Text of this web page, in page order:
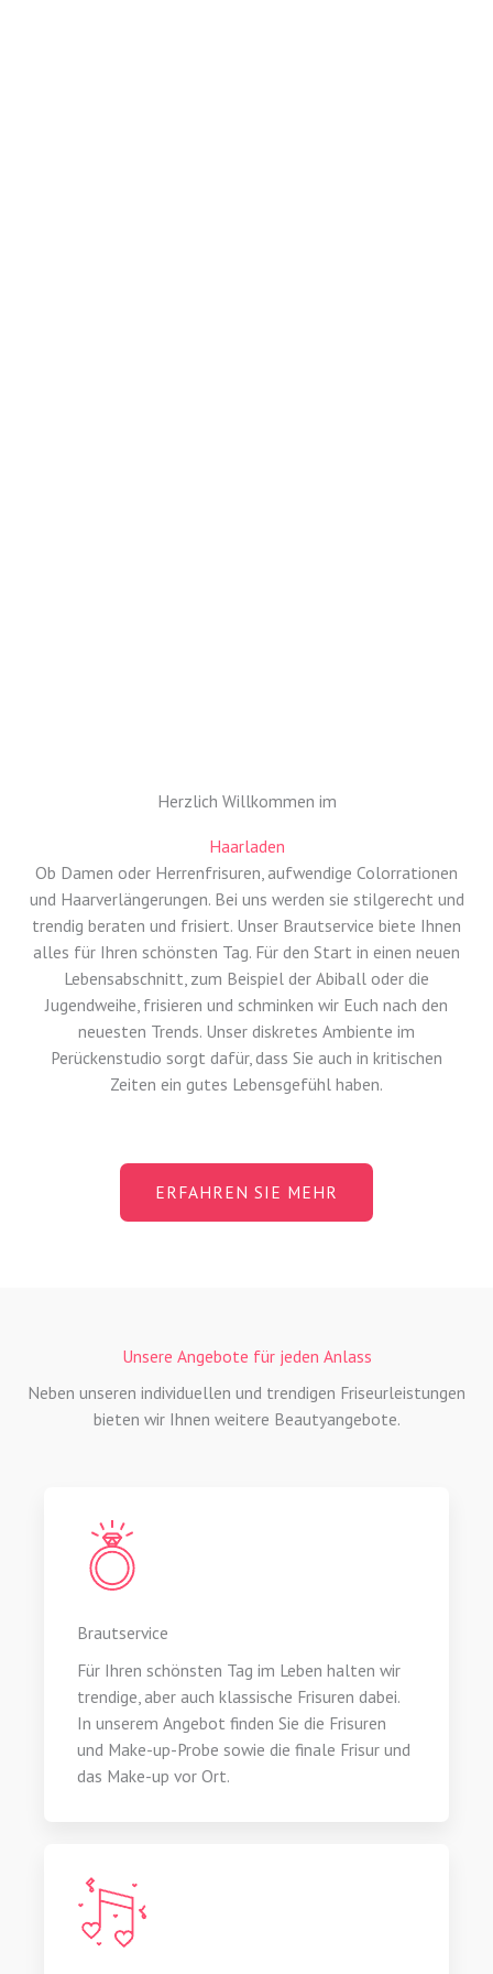
Herzlich Willkommen im
Haarladen
Ob Damen oder Herrenfrisuren, aufwendige Colorrationen
und Haarverlängerungen. Bei uns werden sie stilgerecht und
trendig beraten und frisiert. Unser Brautservice biete Ihnen
alles für Ihren schönsten Tag. Für den Start in einen neuen
Lebensabschnitt, zum Beispiel der Abiball oder die
Jugendweihe, frisieren und schminken wir Euch nach den
neuesten Trends. Unser diskretes Ambiente im
Perückenstudio sorgt dafür, dass Sie auch in kritischen
Zeiten ein gutes Lebensgefühl haben.
ERFAHREN SIE MEHR
Unsere Angebote für jeden Anlass
Neben unseren individuellen und trendigen Friseurleistungen
bieten wir Ihnen weitere Beautyangebote.
Brautservice
Für Ihren schönsten Tag im Leben halten wir
trendige, aber auch klassische Frisuren dabei.
In unserem Angebot finden Sie die Frisuren
und Make-up-Probe sowie die finale Frisur und
das Make-up vor Ort.